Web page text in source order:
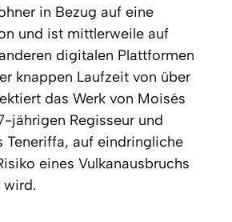
in Bezug auf eine
und ist mittlerweile auf
digitalen Plattformen
knappen Laufzeit von über
das Werk von Moisés
jährigen Regisseur und
Teneriffa, auf eindringliche
eines Vulkanausbruchs
wird.